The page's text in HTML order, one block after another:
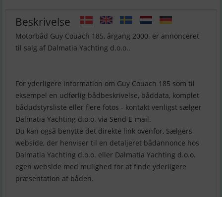
Beskrivelse
Motorbåd Guy Couach 185, årgang 2000. er annonceret
til salg af Dalmatia Yachting d.o.o..
For yderligere information om Guy Couach 185 som til
eksempel en udførlig bådbeskrivelse, båddata, komplet
bådudstyrsliste eller flere fotos - kontakt venligst sælger
Dalmatia Yachting d.o.o. via Send E-mail.
Du kan også benytte det direkte link ovenfor, Sælgers
webside, der henviser til en detaljeret bådannonce hos
Dalmatia Yachting d.o.o. eller Dalmatia Yachting d.o.o.
egen webside med mulighed for at finde yderligere
præsentation af båden.